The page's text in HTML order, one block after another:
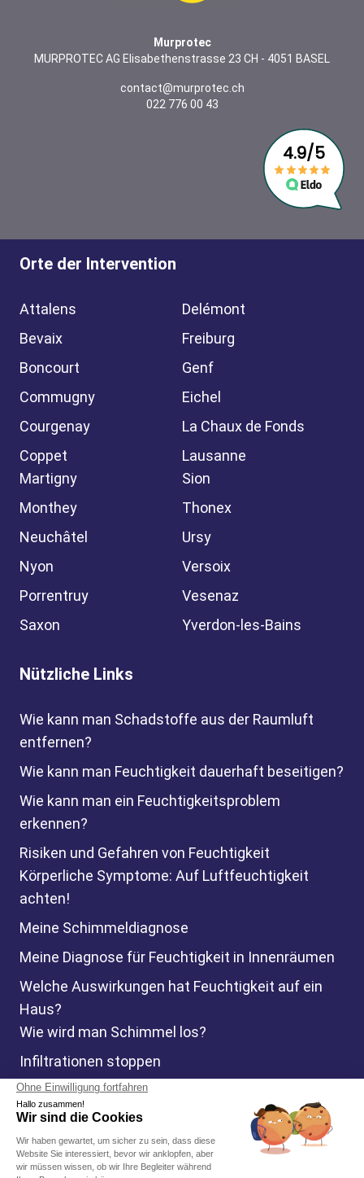
Murprotec
MURPROTEC AG Elisabethenstrasse 23 CH - 4051 BASEL
contact@murprotec.ch
022 776 00 43
Orte der Intervention
Attalens
Bevaix
Boncourt
Commugny
Courgenay
Coppet
Delémont
Freiburg
Genf
Eichel
La Chaux de Fonds
Lausanne
Martigny
Monthey
Neuchâtel
Nyon
Porrentruy
Saxon
Sion
Thonex
Ursy
Versoix
Vesenaz
Yverdon-les-Bains
Nützliche Links
Wie kann man Schadstoffe aus der Raumluft
entfernen?
Wie kann man Feuchtigkeit dauerhaft beseitigen?
Wie kann man ein Feuchtigkeitsproblem
erkennen?
Risiken und Gefahren von Feuchtigkeit
Körperliche Symptome: Auf Luftfeuchtigkeit
achten!
Meine Schimmeldiagnose
Meine Diagnose für Feuchtigkeit in Innenräumen
Welche Auswirkungen hat Feuchtigkeit auf ein
Haus?
Wie wird man Schimmel los?
Infiltrationen stoppen
Aufsteigende Kapillaren stoppen
© Murprotec 2026. Alle Rechte vorbehalten.
Rechtliche Hinweise